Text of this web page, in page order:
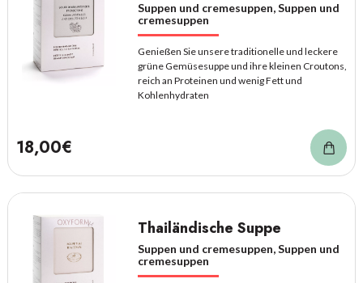
Suppen und cremesuppen, Suppen und
cremesuppen
Genießen Sie unsere traditionelle und leckere
grüne Gemüsesuppe und ihre kleinen Croutons,
reich an Proteinen und wenig Fett und
Kohlenhydraten
18,00€
Thailändische Suppe
Suppen und cremesuppen, Suppen und
cremesuppen